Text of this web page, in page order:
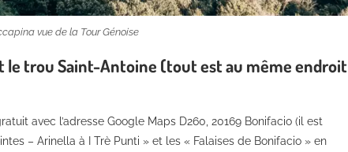
vue de la Tour Génoise
le trou Saint-Antoine (tout est au même endroit
avec l’adresse Google Maps D260, 20169 Bonifacio (il est
– Arinella à I Trè Punti » et les « Falaises de Bonifacio » en